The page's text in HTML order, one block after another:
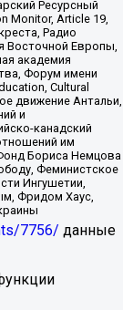
Ресурсный
Monitor, Article 19,
Радио
Восточной Европы,
академия
Форум имени
Cultural
движение Антальи,
и
канадский
им
Бориса Немцова
Феминистское
Ингушетии,
Фридом Хаус,
7756/ данные